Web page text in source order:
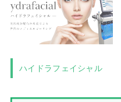
ハイドラフェイシャル